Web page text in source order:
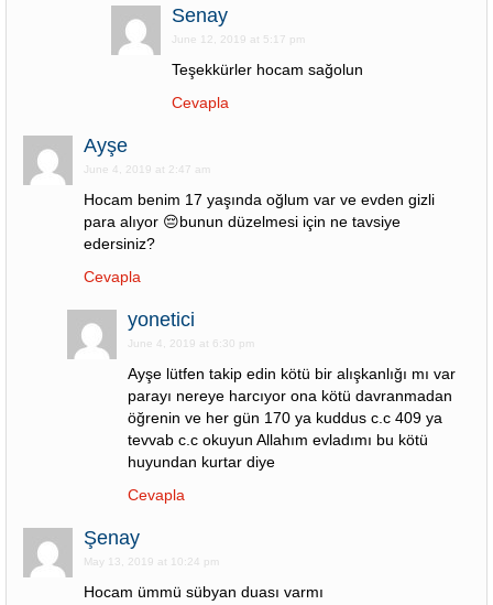
Senay
June 12, 2019 at 5:17 pm
Teşekkürler hocam sağolun
Cevapla
Ayşe
June 4, 2019 at 2:47 am
Hocam benim 17 yaşında oğlum var ve evden gizli
para alıyor 😔bunun düzelmesi için ne tavsiye
edersiniz?
Cevapla
yonetici
June 4, 2019 at 6:30 pm
Ayşe lütfen takip edin kötü bir alışkanlığı mı var
parayı nereye harcıyor ona kötü davranmadan
öğrenin ve her gün 170 ya kuddus c.c 409 ya
tevvab c.c okuyun Allahım evladımı bu kötü
huyundan kurtar diye
Cevapla
Şenay
May 13, 2019 at 10:24 pm
Hocam ümmü sübyan duası varmı